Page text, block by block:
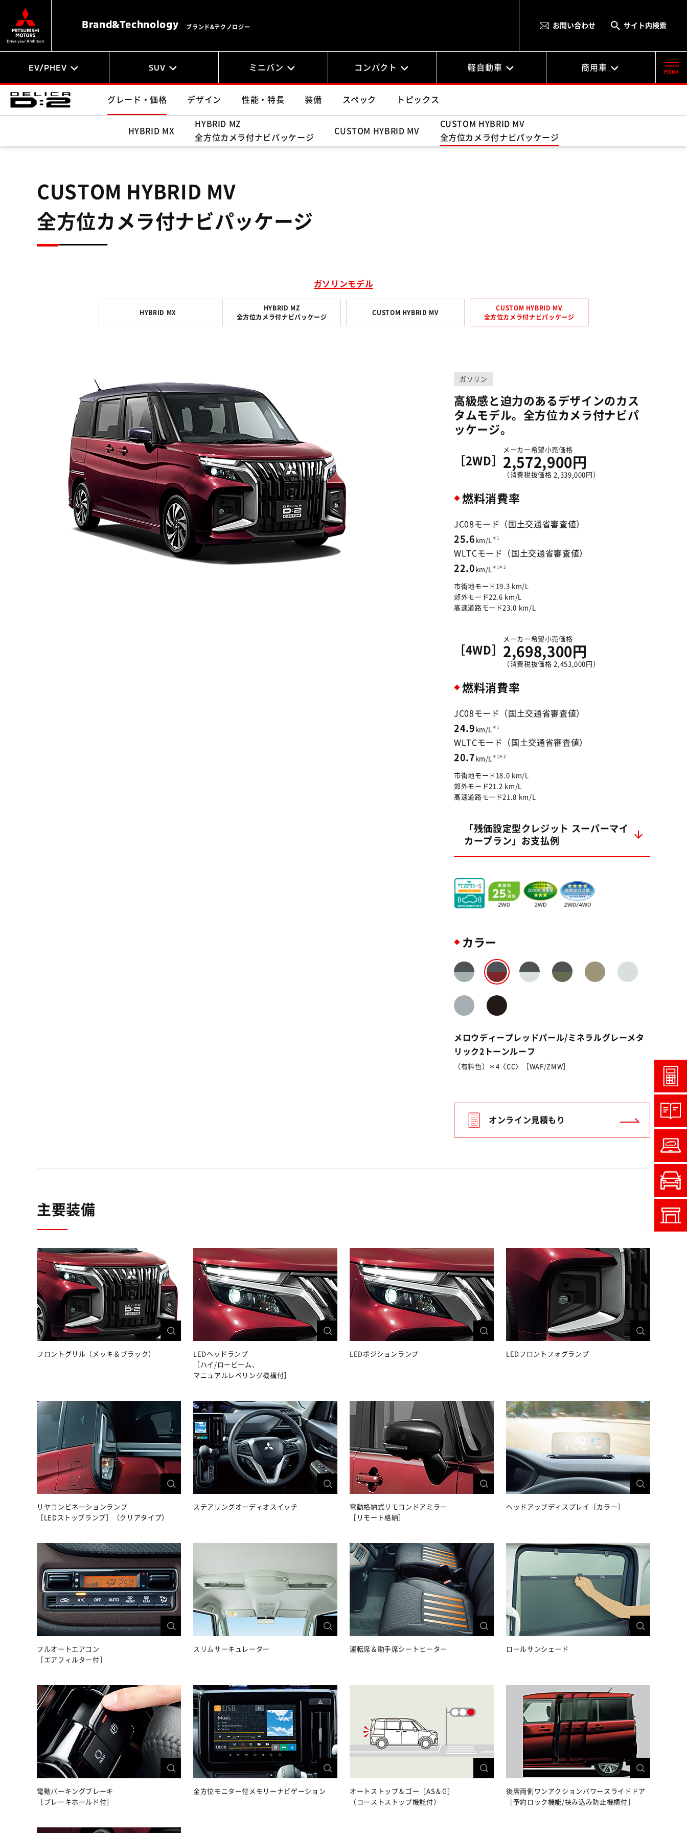
Brand&Technology ブランド&テクノロジー お問い合わせ サイト内検索
EV/PHEV SUV ミニバン コンパクト 軽自動車 商用車 MENU
グレード・価格
HYBRID MX
HYBRID MZ
全方位カメラ付ナビパッケージ
CUSTOM HYBRID MV
CUSTOM HYBRID MV
全方位カメラ付ナビパッケージ
デザイン 性能・特長 装備 スペック トピックス
CUSTOM HYBRID MV
全方位カメラ付ナビパッケージ
ガソリンモデル
HYBRID MX
HYBRID MZ
全方位カメラ付ナビパッケージ
CUSTOM HYBRID MV
CUSTOM HYBRID MV
全方位カメラ付ナビパッケージ
ガソリン
高級感と迫力のあるデザインのカス
タムモデル。全方位カメラ付ナビパ
ッケージ。
メーカー希望小売価格
［2WD］ 2,572,900円
（消費税抜価格 2,339,000円）
燃料消費率
JC08モード（国土交通省審査値）
25.6 km/L ＊1
WLTCモード（国土交通省審査値）
22.0 km/L ＊1＊2
市街地モード19.3 km/L
郊外モード22.6 km/L
高速道路モード23.0 km/L
メーカー希望小売価格
［4WD］ 2,698,300円
（消費税抜価格 2,453,000円）
燃料消費率
JC08モード（国土交通省審査値）
24.9 km/L ＊1
WLTCモード（国土交通省審査値）
20.7 km/L ＊1＊2
市街地モード18.0 km/L
郊外モード21.2 km/L
高速道路モード21.8 km/L
「残価設定型クレジット スーパーマイ
カープラン」お支払例
カラー
メロウディープレッドパール/ミネラルグレーメタ
リック2トーンルーフ
（有料色）＊4〈CC〉［WAF/ZMW］
オンライン見積もり
主要装備
フロントグリル（メッキ＆ブラック）
LEDヘッドランプ
［ハイ/ロービーム、
マニュアルレベリング機構付］
LEDポジションランプ LEDフロントフォグランプ
リヤコンビネーションランプ
［LEDストップランプ］（クリアタイプ）
ステアリングオーディオスイッチ
電動格納式リモコンドアミラー
［リモート格納］
ヘッドアップディスプレイ［カラー］
フルオートエアコン
［エアフィルター付］
スリムサーキュレーター 運転席＆助手席シートヒーター ロールサンシェード
電動パーキングブレーキ
［ブレーキホールド付］
全方位モニター付メモリーナビゲーション
オートストップ＆ゴー［AS＆G］
（コーストストップ機能付）
後席両側ワンアクションパワースライドドア
［予約ロック機能/挟み込み防止機構付］